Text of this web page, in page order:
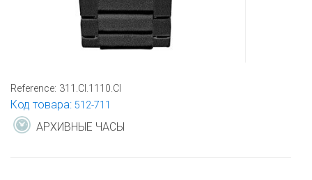
Reference: 311.CI.1110.CI
Код товара: 512-711
АРХИВНЫЕ ЧАСЫ